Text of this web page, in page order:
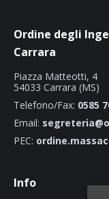
Ordine degli
Carrara
Piazza Matteotti, 4
54033 Carrara (MS)
Telefono/Fax: 0585
Email:
PEC:
Info